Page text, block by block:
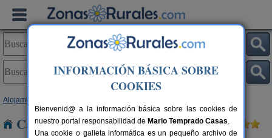
Alojamientos
Casas Rurales cerca de Xermade
INFORMACIÓN BÁSICA SOBRE
COOKIES
Bienvenid@ a la información básica sobre las cookies de
nuestro portal responsabilidad de Mario Temprado Casas.
Una cookie o galleta informática es un pequeño archivo de